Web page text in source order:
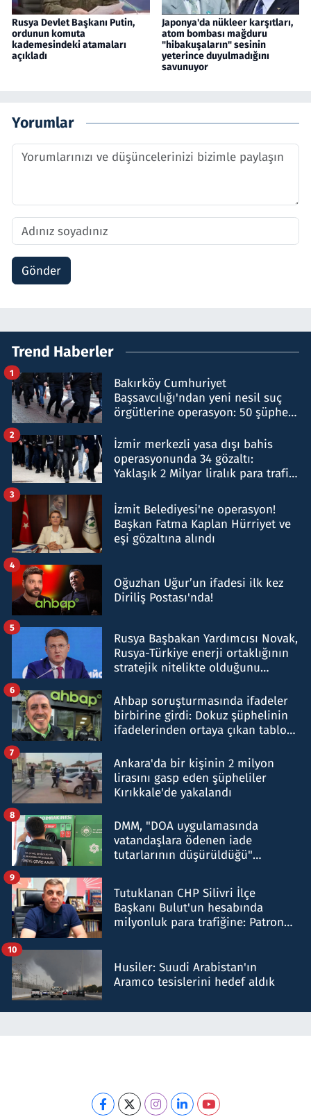
Rusya Devlet Başkanı Putin,
ordunun komuta
kademesindeki atamaları
açıkladı
Japonya'da nükleer karşıtları,
atom bombası mağduru
"hibakuşaların" sesinin
yeterince duyulmadığını
savunuyor
Yorumlar
Gönder
Trend Haberler
Bakırköy Cumhuriyet
Başsavcılığı'ndan yeni nesil suç
örgütlerine operasyon: 50 şüpheli
1
İzmir merkezli yasa dışı bahis
operasyonunda 34 gözaltı:
Yaklaşık 2 Milyar liralık para trafiği
2
İzmit Belediyesi'ne operasyon!
Başkan Fatma Kaplan Hürriyet ve
eşi gözaltına alındı
3
Oğuzhan Uğur’un ifadesi ilk kez
Diriliş Postası'nda!
4
Rusya Başbakan Yardımcısı Novak,
Rusya-Türkiye enerji ortaklığının
stratejik nitelikte olduğunu
5
Ahbap soruşturmasında ifadeler
birbirine girdi: Dokuz şüphelinin
ifadelerinden ortaya çıkan tablo
6
Ankara'da bir kişinin 2 milyon
lirasını gasp eden şüpheliler
Kırıkkale'de yakalandı
7
DMM, "DOA uygulamasında
vatandaşlara ödenen iade
tutarlarının düşürüldüğü"
8
Tutuklanan CHP Silivri İlçe
Başkanı Bulut'un hesabında
milyonluk para trafiğine: Patron
9
Husiler: Suudi Arabistan'ın
Aramco tesislerini hedef aldık
10